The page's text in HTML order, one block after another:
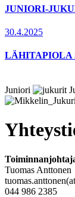
JUNIORI-
30.4.2025
LÄHITAPIOLA
Juniori
Tuomas Anttonen
044 986 2385